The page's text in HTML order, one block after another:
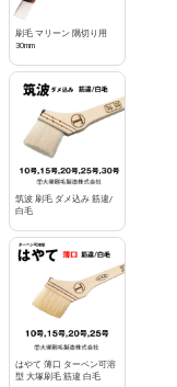
刷毛 マリーン 隅切り用
30mm
筑波 刷毛 ダメ込み 筋違/
白毛
はやて 薄口 ターペン可溶
型 大塚刷毛 筋違 白毛